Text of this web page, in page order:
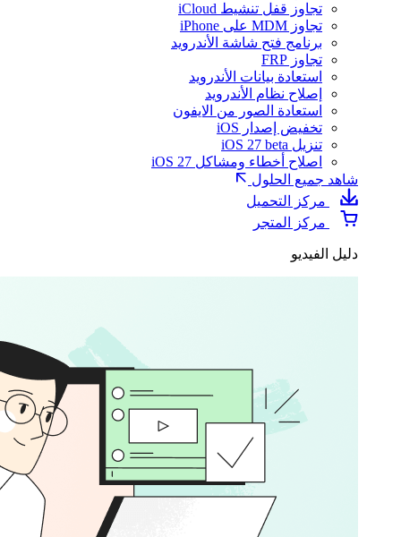
تجاوز قفل تنشيط iCloud
تجاوز MDM على iPhone
برنامج فتح شاشة الأندرويد
تجاوز FRP
استعادة بيانات الأندرويد
إصلاح نظام الأندرويد
استعادة الصور من الايفون
تخفيض إصدار iOS
تنزيل iOS 27 beta
اصلاح أخطاء ومشاكل iOS 27
شاهد جميع الحلول
مركز التحميل
مركز المتجر
دليل الفيديو